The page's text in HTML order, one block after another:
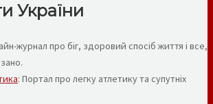
України
журнал про біг, здоровий спосіб життя і все,
: Портал про легку атлетику та супутніх